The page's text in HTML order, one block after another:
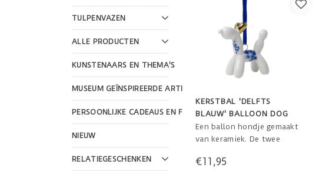
TULPENVAZEN
ALLE PRODUCTEN
KUNSTENAARS EN THEMA'S
MUSEUM GEÏNSPIREERDE ARTIKELEN
PERSOONLIJKE CADEAUS EN FEESTDAGEN
NIEUW
RELATIEGESCHENKEN
KERSTBAL 'DELFTS
BLAUW' BALLOON DOG
Een ballon hondje gemaakt
van keramiek. De twee
gedipt in goudverf. Zijn
€11,95